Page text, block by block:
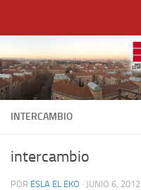
INTERCAMBIO
intercambio
POR ESLA EL EKO · JUNIO 6, 2012